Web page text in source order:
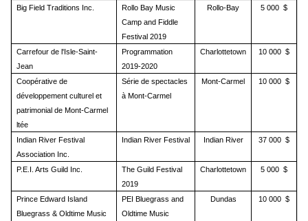
Big Field Traditions Inc.
Rollo Bay Music
Camp and Fiddle
Festival 2019
Rollo-Bay 5 000 $
Carrefour de l'Isle-Saint-
Jean
Programmation
2019-2020
Charlottetown 10 000 $
Coopérative de
développement culturel et
patrimonial de Mont-Carmel
ltée
Série de spectacles
à Mont-Carmel
Mont-Carmel 10 000 $
Indian River Festival
Association Inc.
Indian River Festival Indian River 37 000 $
P.E.I. Arts Guild Inc.
The Guild Festival
2019
Charlottetown 5 000 $
Prince Edward Island
Bluegrass & Oldtime Music
PEI Bluegrass and
Oldtime Music
Dundas 10 000 $